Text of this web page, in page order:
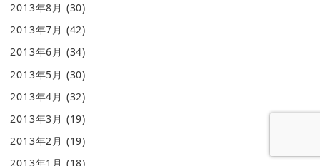
2013年8月 (30)
2013年7月 (42)
2013年6月 (34)
2013年5月 (30)
2013年4月 (32)
2013年3月 (19)
2013年2月 (19)
2013年1月 (18)